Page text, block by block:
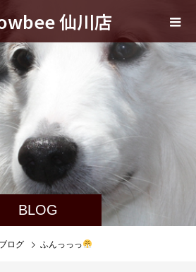
仙川店
BLOG
ログ ふんっっっ